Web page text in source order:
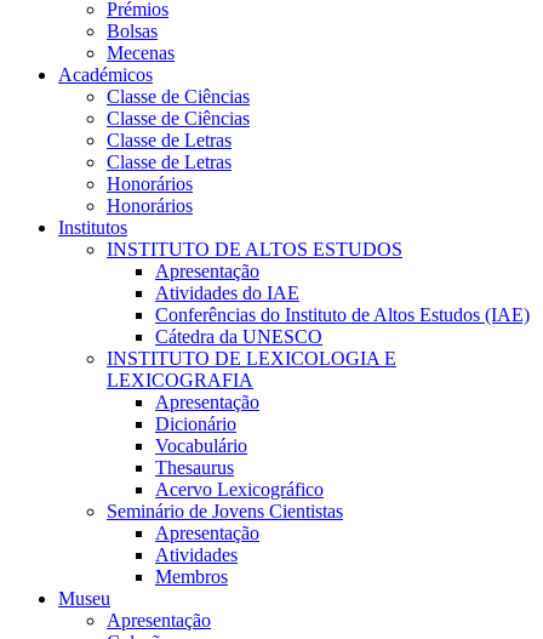
Prémios
Bolsas
Mecenas
Académicos
Classe de Ciências
Classe de Ciências
Classe de Letras
Classe de Letras
Honorários
Honorários
Institutos
INSTITUTO DE ALTOS ESTUDOS
Apresentação
Atividades do IAE
Conferências do Instituto de Altos Estudos (IAE)
Cátedra da UNESCO
INSTITUTO DE LEXICOLOGIA E
LEXICOGRAFIA
Apresentação
Dicionário
Vocabulário
Thesaurus
Acervo Lexicográfico
Seminário de Jovens Cientistas
Apresentação
Atividades
Membros
Museu
Apresentação